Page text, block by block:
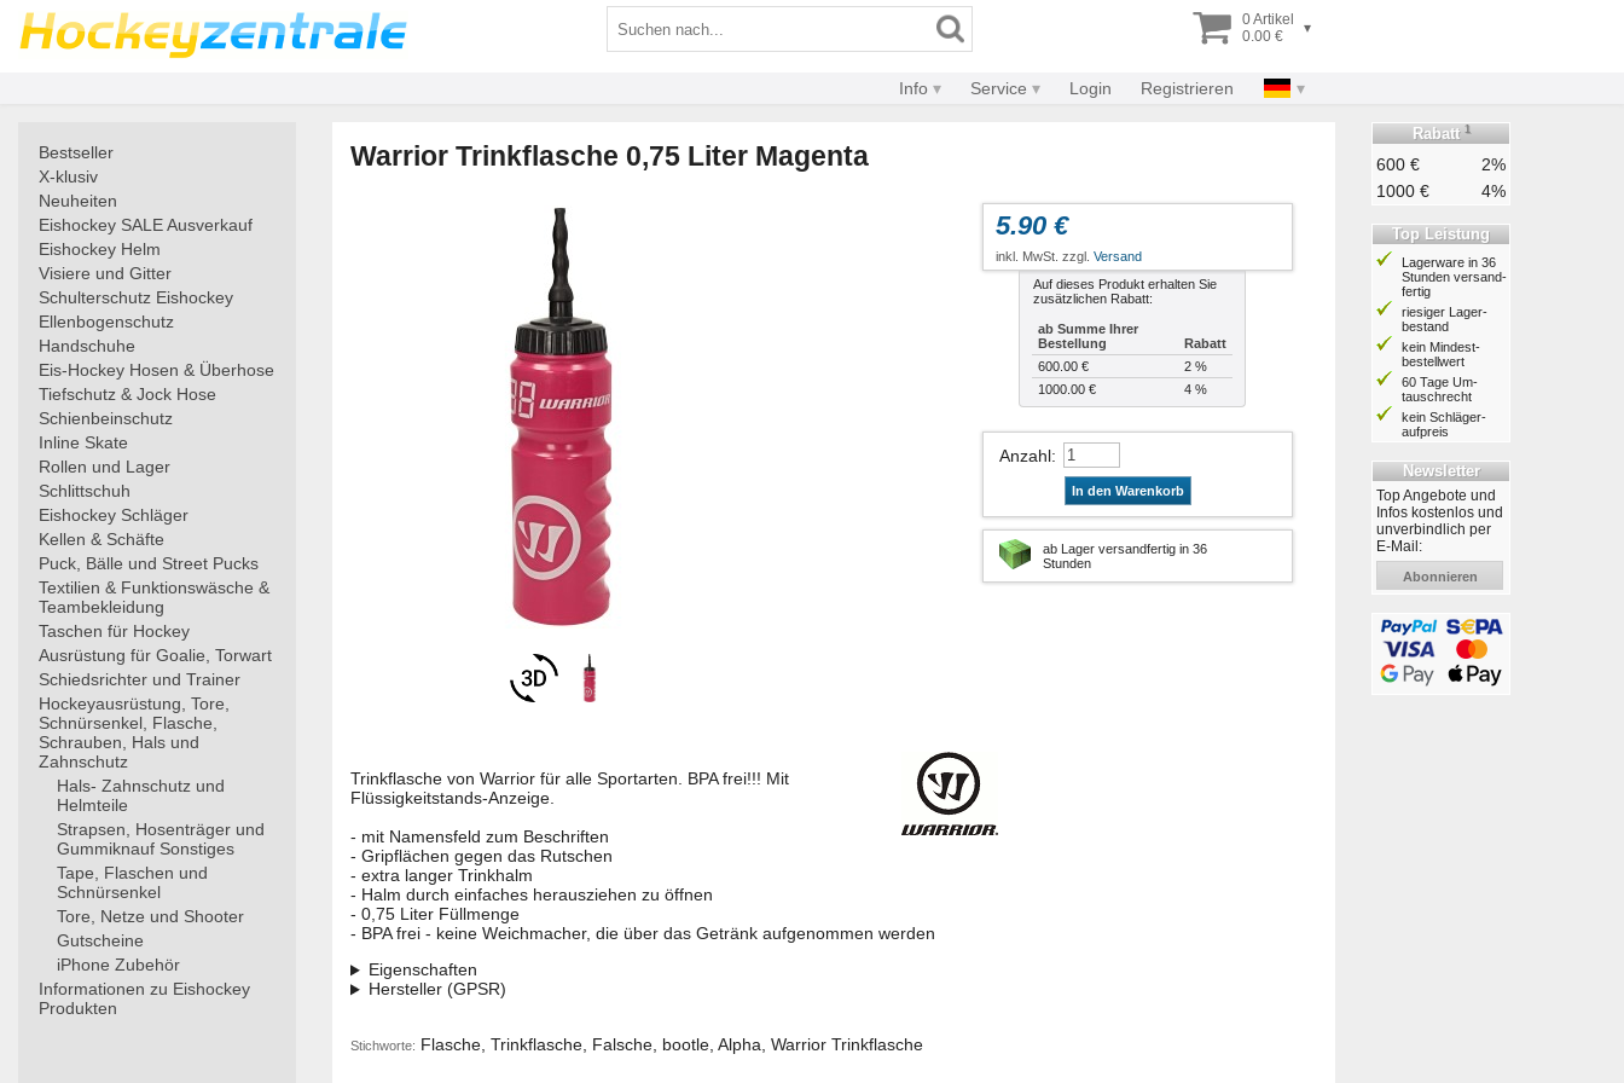
0 Artikel
0.00 €
▾
Info Service Login Registrieren
Bestseller
X-klusiv
Neuheiten
Eishockey SALE Ausverkauf
Eishockey Helm
Visiere und Gitter
Schulterschutz Eishockey
Ellenbogenschutz
Handschuhe
Eis-Hockey Hosen & Überhose
Tiefschutz & Jock Hose
Schienbeinschutz
Inline Skate
Rollen und Lager
Schlittschuh
Eishockey Schläger
Kellen & Schäfte
Puck, Bälle und Street Pucks
Textilien & Funktionswäsche &
Teambekleidung
Taschen für Hockey
Ausrüstung für Goalie, Torwart
Schiedsrichter und Trainer
Hockeyausrüstung, Tore,
Schnürsenkel, Flasche,
Schrauben, Hals und
Zahnschutz
Hals- Zahnschutz und
Helmteile
Strapsen, Hosenträger und
Gummiknauf Sonstiges
Tape, Flaschen und
Schnürsenkel
Tore, Netze und Shooter
Gutscheine
iPhone Zubehör
Informationen zu Eishockey
Produkten
Warrior Trinkflasche 0,75 Liter Magenta
5.90 €
inkl. MwSt. zzgl. Versand
Auf dieses Produkt erhalten Sie
zusätzlichen Rabatt:
ab Summe Ihrer
Bestellung
Rabatt
600.00 €
2 %
1000.00 €
4 %
Anzahl:
In den Warenkorb
ab Lager versandfertig in 36
Stunden
Trinkflasche von Warrior für alle Sportarten. BPA frei!!! Mit
Flüssigkeitstands-Anzeige.
- mit Namensfeld zum Beschriften
- Gripflächen gegen das Rutschen
- extra langer Trinkhalm
- Halm durch einfaches herausziehen zu öffnen
- 0,75 Liter Füllmenge
- BPA frei - keine Weichmacher, die über das Getränk aufgenommen werden
Eigenschaften
Hersteller (GPSR)
Stichworte: Flasche, Trinkflasche, Falsche, bootle, Alpha, Warrior Trinkflasche
Rabatt 1
600 €
2%
1000 €
4%
Top Leistung
Lagerware in 36
Stunden ver­sand­
fertig
riesiger Lager­
bestand
kein Mindest­
bestell­wert
60 Tage Um­
tausch­recht
kein Schläger­
aufpreis
Newsletter
Top Angebote und
Infos kostenlos und
unverbindlich per
E-Mail:
Abonnieren